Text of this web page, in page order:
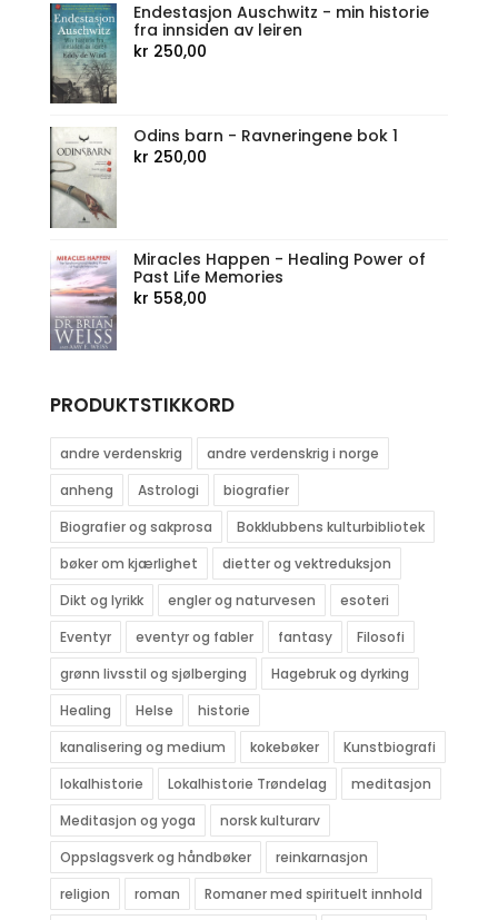
Endestasjon Auschwitz - min historie
fra innsiden av leiren
kr 250,00
Odins barn - Ravneringene bok 1
kr 250,00
Miracles Happen - Healing Power of
Past Life Memories
kr 558,00
PRODUKTSTIKKORD
andre verdenskrig
andre verdenskrig i norge
anheng
Astrologi
biografier
Biografier og sakprosa
Bokklubbens kulturbibliotek
bøker om kjærlighet
dietter og vektreduksjon
Dikt og lyrikk
engler og naturvesen
esoteri
Eventyr
eventyr og fabler fantasy
Filosofi
grønn livsstil og sjølberging
Hagebruk og dyrking
Healing
Helse
historie
kanalisering og medium
kokebøker
Kunstbiografi
lokalhistorie
Lokalhistorie Trøndelag
meditasjon
Meditasjon og yoga
norsk kulturarv
Oppslagsverk og håndbøker
reinkarnasjon
religion
roman
Romaner med spirituelt innhold